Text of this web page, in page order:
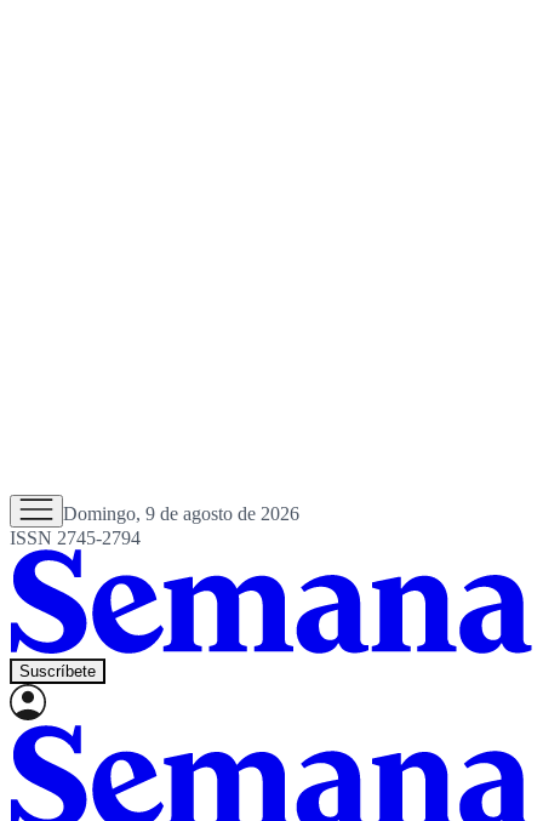
Domingo, 9 de agosto de 2026
ISSN 2745-2794
Suscríbete